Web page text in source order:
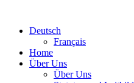
Deutsch
Français
Home
Über Uns
Über Uns